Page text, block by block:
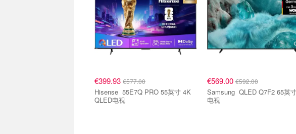
€399.93 €577.00
Hisense 55E7Q PRO 55英寸 4K
QLED电视
€569.00€592.00
Samsung QLED Q7F2 65英寸 4K
电视